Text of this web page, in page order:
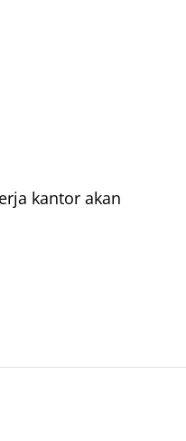
kantor akan